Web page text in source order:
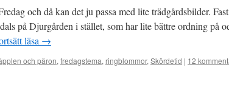
och då kan det ju passa med lite trädgårdsbilder.
på Djurgården i stället, som har lite bättre ordning på
läsa →
och päron, fredagstema, ringblommor, Skördetid | 12